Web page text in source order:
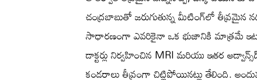
చంద్రబాబుతో జరుగుతున్న మీటింగ్‌లో
సాధారణంగా ఎవరికైనా ఒక భుజానికి మాత్రమే
డాక్టర్లు నిర్వహించిన MRI మరియు ఇతర
కండరాలు తీవ్రంగా చిట్లిపోయినట్లు తేలింది.